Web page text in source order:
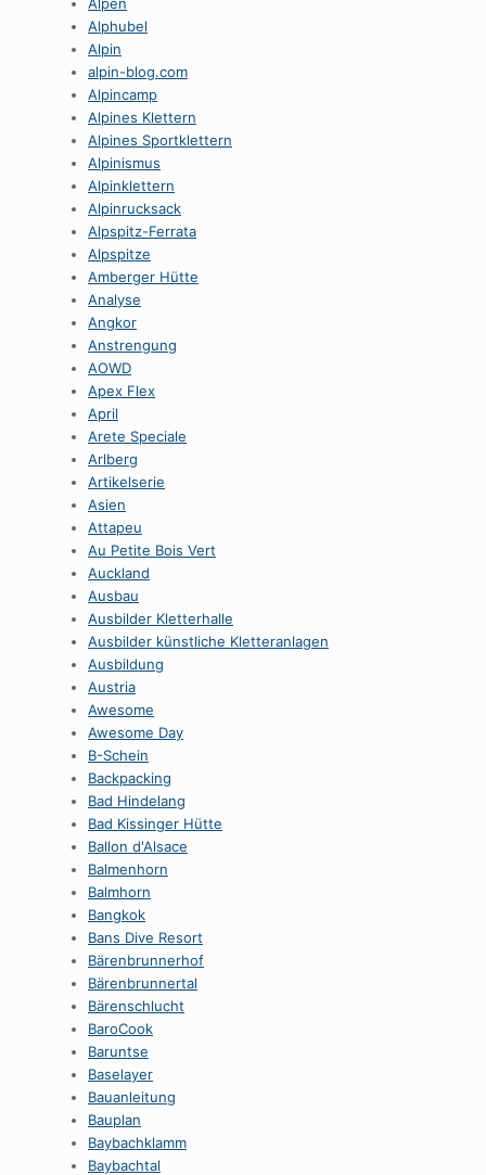
Alphubel
Alpin
alpin-blog.com
Alpincamp
Alpines Klettern
Alpines Sportklettern
Alpinismus
Alpinklettern
Alpinrucksack
Alpspitz-Ferrata
Alpspitze
Amberger Hütte
Analyse
Angkor
Anstrengung
AOWD
Apex Flex
April
Arete Speciale
Arlberg
Artikelserie
Asien
Attapeu
Au Petite Bois Vert
Auckland
Ausbau
Ausbilder Kletterhalle
Ausbilder künstliche Kletteranlagen
Ausbildung
Austria
Awesome
Awesome Day
B-Schein
Backpacking
Bad Hindelang
Bad Kissinger Hütte
Ballon d'Alsace
Balmenhorn
Balmhorn
Bangkok
Bans Dive Resort
Bärenbrunnerhof
Bärenbrunnertal
Bärenschlucht
BaroCook
Baruntse
Baselayer
Bauanleitung
Bauplan
Baybachklamm
Baybachtal